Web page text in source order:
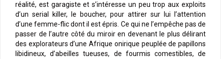
réalité, est garagiste et s’intéresse un peu trop aux exploits
d’un serial killer, le boucher, pour attirer sur lui l’attention
d’une femme-flic dont il est épris. Ce qui ne l’empêche pas de
passer de l’autre côté du miroir en devenant le plus délirant
des explorateurs d’une Afrique onirique peuplée de papillons
libidineux, d’abeilles tueuses, de fourmis comestibles, de